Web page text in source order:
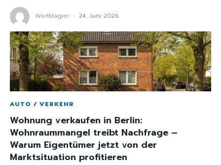
WortMagier - 24. Juni 2026
AUTO / VERKEHR
Wohnung verkaufen in Berlin:
Wohnraummangel treibt Nachfrage –
Warum Eigentümer jetzt von der
Marktsituation profitieren